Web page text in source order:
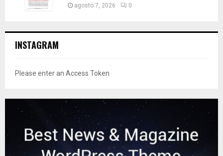
agosto 7, 2026 0
INSTAGRAM
Please enter an Access Token